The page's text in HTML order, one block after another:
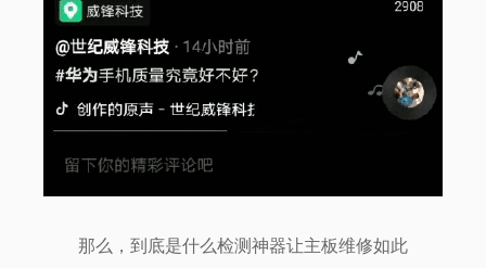
那么，到底是什么检测神器让主板维修如此